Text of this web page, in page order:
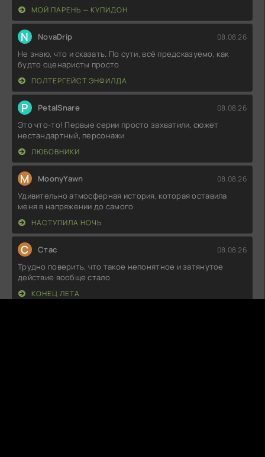
МОЙ ПАРЕНЬ — КУПИДОН
N NovaDrip 08.08.26
Не знаю, что и сказать. По сути, всё предсказуемо, как
будто сценаристы просто
ПОЛТЕРГЕЙСТ ЭНФИЛДА
P PetalSnare 08.08.26
Это что-то! Первые серии просто захватили, сюжет
нестандартный, персонажи
ЛЮБОВНИКИ
M MoonyYawn 08.08.26
Удивительно атмосферная история, которая оставила
меня в напряжении до самого
НАСТУПИЛА НОЧЬ
С Стас 08.08.26
Трудно поверить, что такое непонятное и затянутое
действие вообще стало
КОНЕЦ ЛЕТА